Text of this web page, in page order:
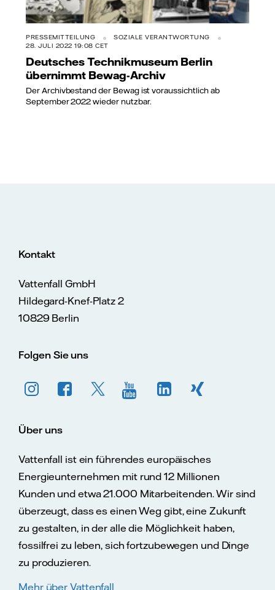
PRESSEMITTEILUNG
SOZIALE VERANTWORTUNG
28. JULI 2022 19:08 CET
Deutsches Technikmuseum Berlin
übernimmt Bewag-Archiv
Der Archivbestand der Bewag ist voraussichtlich ab
September 2022 wieder nutzbar.
Kontakt
Vattenfall GmbH
Hildegard-Knef-Platz 2
10829 Berlin
Folgen Sie uns
Über uns
Vattenfall ist ein führendes europäisches
Energieunternehmen mit rund 12 Millionen
Kunden und etwa 21.000 Mitarbeitenden. Wir sind
überzeugt, dass es einen Weg gibt, eine Zukunft
zu gestalten, in der alle die Möglichkeit haben,
fossilfrei zu leben, sich fortzubewegen und Dinge
zu produzieren.
Mehr über Vattenfall